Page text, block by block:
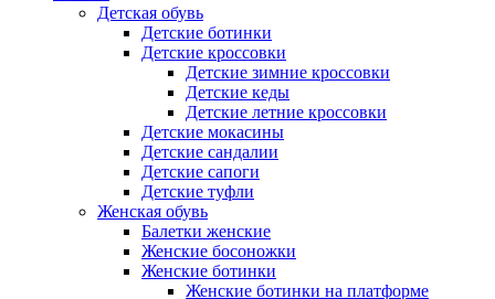
Детская обувь
Детские ботинки
Детские кроссовки
Детские зимние кроссовки
Детские кеды
Детские летние кроссовки
Детские мокасины
Детские сандалии
Детские сапоги
Детские туфли
Женская обувь
Балетки женские
Женские босоножки
Женские ботинки
Женские ботинки на платформе